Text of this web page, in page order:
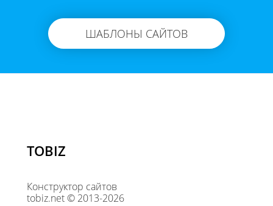
ШАБЛОНЫ САЙТОВ
TOBIZ
Конструктор сайтов
tobiz.net © 2013-2026